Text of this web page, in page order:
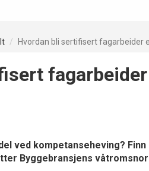
Hvordan bli sertifisert fagarbeider
ved kompetanseheving?
Byggebransjens